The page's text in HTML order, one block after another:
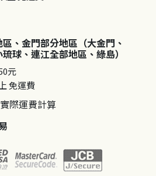
區、金門部分地區（大金門、
球、連江全部地區、綠島）
元
免運費
際運費計算